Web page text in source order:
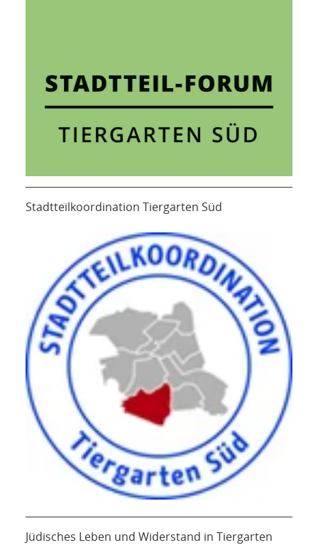
Stadtteilkoordination Tiergarten Süd
Jüdisches Leben und Widerstand in Tiergarten